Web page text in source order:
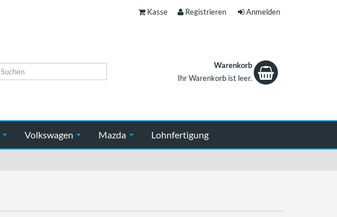
Kasse Registrieren Anmelden
Warenkorb
Ihr Warenkorb ist leer.
Volkswagen Mazda Lohnfertigung